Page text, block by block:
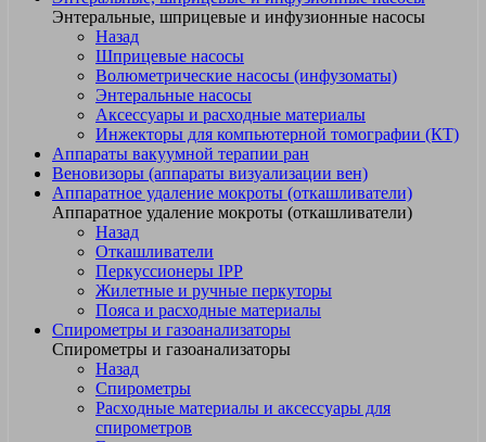
Энтеральные, шприцевые и инфузионные насосы
Назад
Шприцевые насосы
Волюметрические насосы (инфузоматы)
Энтеральные насосы
Аксессуары и расходные материалы
Инжекторы для компьютерной томографии (КТ)
Аппараты вакуумной терапии ран
Веновизоры (аппараты визуализации вен)
Аппаратное удаление мокроты (откашливатели)
Аппаратное удаление мокроты (откашливатели)
Назад
Откашливатели
Перкуссионеры IPP
Жилетные и ручные перкуторы
Пояса и расходные материалы
Спирометры и газоанализаторы
Спирометры и газоанализаторы
Назад
Спирометры
Расходные материалы и аксессуары для
спирометров